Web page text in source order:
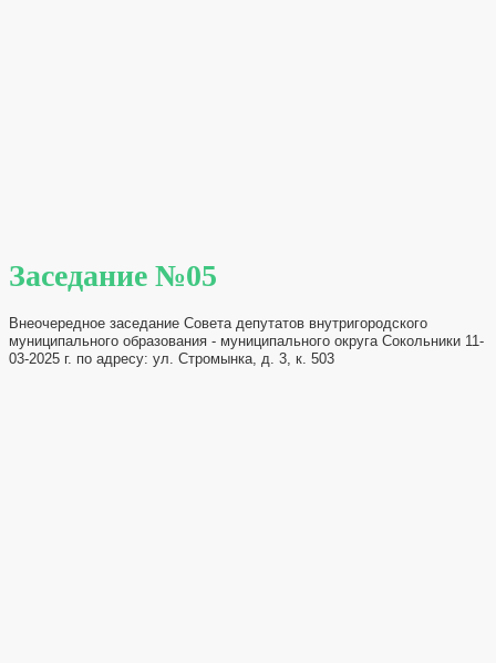
Заседание №05
Внеочередное заседание Совета депутатов внутригородского
муниципального образования - муниципального округа Сокольники 11-
03-2025 г. по адресу: ул. Стромынка, д. 3, к. 503